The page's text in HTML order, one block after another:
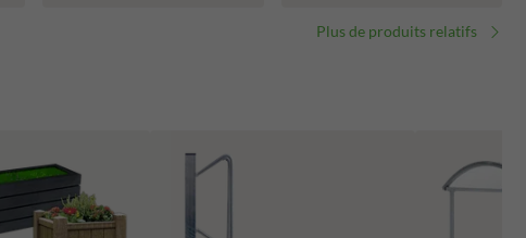
Plus de produits relatifs